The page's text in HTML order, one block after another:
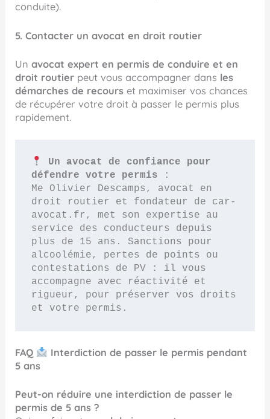
conduite).
5. Contacter un avocat en droit routier
Unavocat expert en permis de conduire et en
droit routier peut vous accompagner dans les
démarches de recours et maximiser vos chances
de récupérer votre droit à passer le permis plus
rapidement.
Un avocat de confiance pour
défendre votre permis :
Me Olivier Descamps, avocat en
droit routier et fondateur de car-
avocat.fr, met son expertise au
service des conducteurs depuis
plus de 15 ans. Sanctions pour
alcoolémie, pertes de points ou
contestations de PV : il vous
accompagne avec réactivité et
rigueur, pour préserver vos droits
et votre permis.
FAQ
Interdiction de passer le permis pendant
5 ans
Peut-on réduire une interdiction de passer le
permis de 5 ans ?